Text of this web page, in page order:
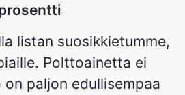
listan suosikkietumme,
Polttoainetta ei
paljon edullisempaa